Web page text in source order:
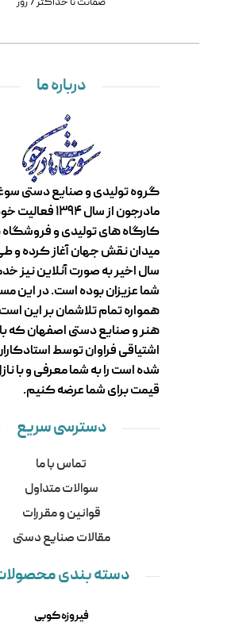
ضمانت تا حداکثر 7 روز
درباره ما
گروه تولیدی و صنایع دستی
مادرجون از سال ۱۳۹۴
کارگاه های تولیدی و
سال اخیر به صورت آنلاین نیز
شما عزیزان بوده است. در این
همواره تمام تلاشمان بر این
هنر و صنایع دستی اصفهان که
اشتیاقی فراوان توسط
شده است را به شما معرفی و با
قیمت برای شما عرضه کنیم.
دسترسی سریع
تماس با ما
سوالات متداول
قوانین و مقررات
مقالات صنایع دستی
دسته بندی
فیروزه کوبی